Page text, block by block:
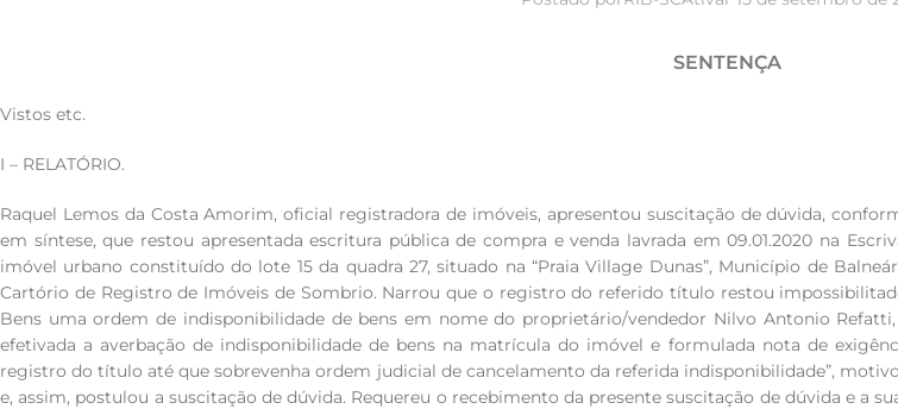
SENTENÇA
Vistos etc.
I – RELATÓRIO.
Raquel Lemos da Costa Amorim, oficial registradora de imóveis, apresentou suscitação de dúvida,
em síntese, que restou apresentada escritura pública de compra e venda lavrada em 09.01.2020 na
imóvel urbano constituído do lote 15 da quadra 27, situado na “Praia Village Dunas”, Município de
Cartório de Registro de Imóveis de Sombrio. Narrou que o registro do referido título restou
Bens uma ordem de indisponibilidade de bens em nome do proprietário/vendedor Nilvo Antonio
efetivada a averbação de indisponibilidade de bens na matrícula do imóvel e formulada nota de
registro do título até que sobrevenha ordem judicial de cancelamento da referida indisponibilidade”,
e, assim, postulou a suscitação de dúvida. Requereu o recebimento da presente suscitação de dúvida e a